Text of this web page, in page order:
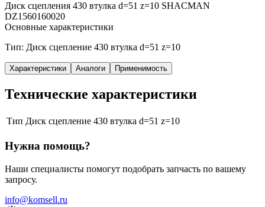
Диск сцепления 430 втулка d=51 z=10 SHACMAN
DZ1560160020
Основные характеристики
Тип: Диск сцепление 430 втулка d=51 z=10
Характеристики Аналоги Применимость
Технические характеристики
Тип Диск сцепление 430 втулка d=51 z=10
Нужна помощь?
Наши специалисты помогут подобрать запчасть по вашему
запросу.
info@komsell.ru